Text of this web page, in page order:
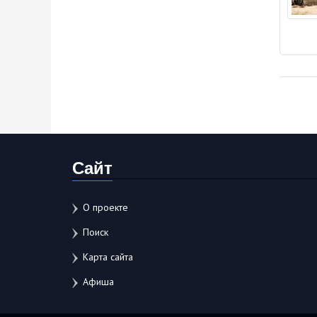
Сайт
О проекте
Поиск
Карта сайта
Афиша